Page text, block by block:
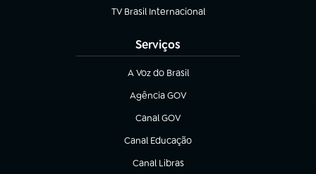
TV Brasil Internacional
(abre em nova aba)
Serviços
A Voz do Brasil
(abre em nova aba)
Agência GOV
(abre em nova aba)
Canal GOV
(abre em nova aba)
Canal Educação
(abre em nova aba)
Canal Libras
(abre em nova aba)